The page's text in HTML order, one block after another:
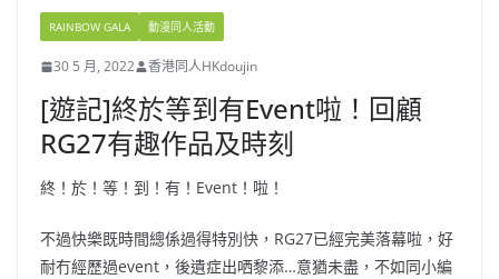
RAINBOW GALA 動漫同人活動
30 5 月, 2022 香港同人HKdoujin
[遊記]終於等到有Event啦！回顧
RG27有趣作品及時刻
終！於！等！到！有！Event！啦！
不過快樂既時間總係過得特別快，RG27已經完美落幕啦，好
耐冇經歷過event，後遺症出哂黎添…意猶未盡，不如同小編